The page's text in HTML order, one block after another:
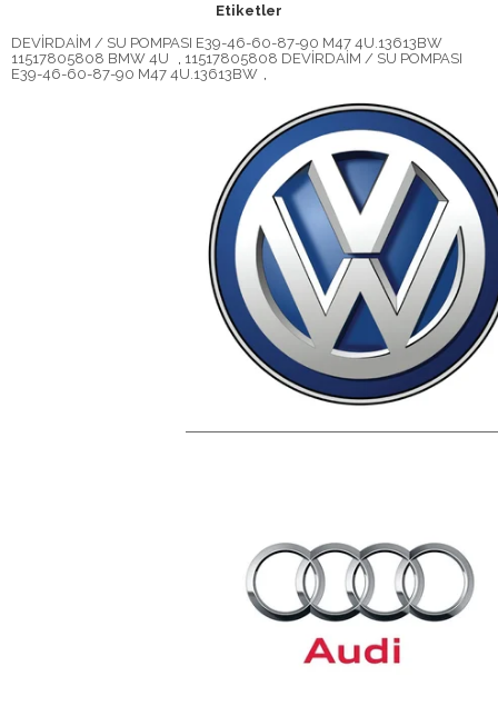
Etiketler
DEVİRDAİM / SU POMPASI E39-46-60-87-90 M47 4U.13613BW
11517805808 BMW 4U
, 11517805808 DEVİRDAİM / SU POMPASI
E39-46-60-87-90 M47 4U.13613BW ,